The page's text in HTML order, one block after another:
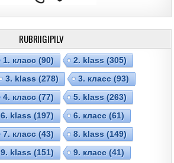
RUBRIIGIPILV
1. класс (90) 2. klass (305)
3. klass (278) 3. класс (93)
4. класс (77) 5. klass (263)
6. klass (197) 6. класс (61)
7. класс (43) 8. klass (149)
9. klass (151) 9. класс (41)